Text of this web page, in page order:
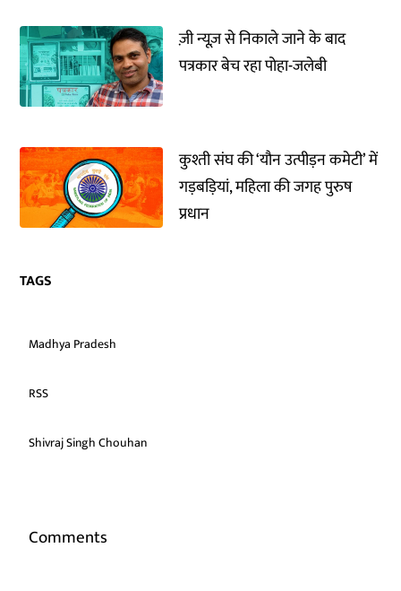
ज़ी न्यूज़ से निकाले जाने के बाद
पत्रकार बेच रहा पोहा-जलेबी
कुश्ती संघ की ‘यौन उत्पीड़न कमेटी’ में
गड़बड़ियां, महिला की जगह पुरुष
प्रधान
TAGS
Madhya Pradesh
RSS
Shivraj Singh Chouhan
Comments